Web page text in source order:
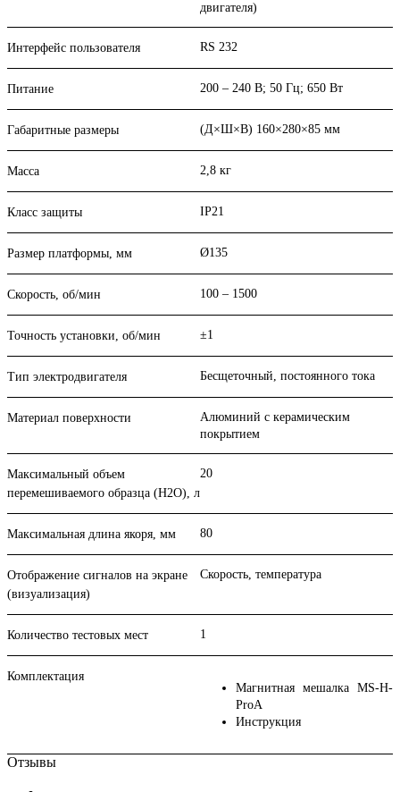
двигателя)
Интерфейс пользователя RS 232
Питание 200 – 240 В; 50 Гц; 650 Вт
Габаритные размеры (Д×Ш×В) 160×280×85 мм
Масса 2,8 кг
Класс защиты IP21
Размер платформы, мм Ø135
Скорость, об/мин 100 – 1500
Точность установки, об/мин ±1
Тип электродвигателя Бесщеточный, постоянного тока
Материал поверхности
Алюминий с керамическим
покрытием
Максимальный объем
перемешиваемого образца (Н2О), л
20
Максимальная длина якоря, мм 80
Отображение сигналов на экране
(визуализация)
Скорость, температура
Количество тестовых мест 1
Комплектация
Магнитная мешалка MS-H-
ProA
Инструкция
Отзывы